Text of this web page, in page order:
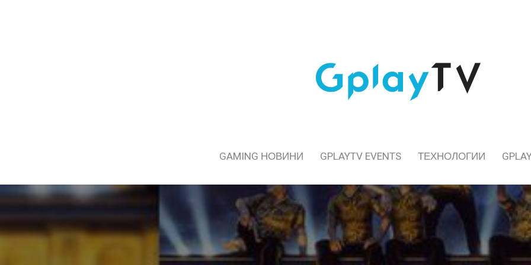
GAMING НОВИНИ GPLAYTV EVENTS ТЕХНОЛОГИИ